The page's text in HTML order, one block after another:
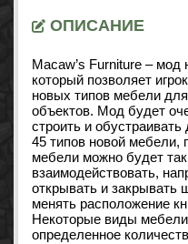
ОПИСАНИЕ
Macaw’s Furniture –
который позволяет
новых типов мебели
объектов. Мод будет
строить и
45 типов новой мебели,
мебели можно будет
взаимодействовать,
открывать и закрывать
менять расположение
Некоторые виды
определенное